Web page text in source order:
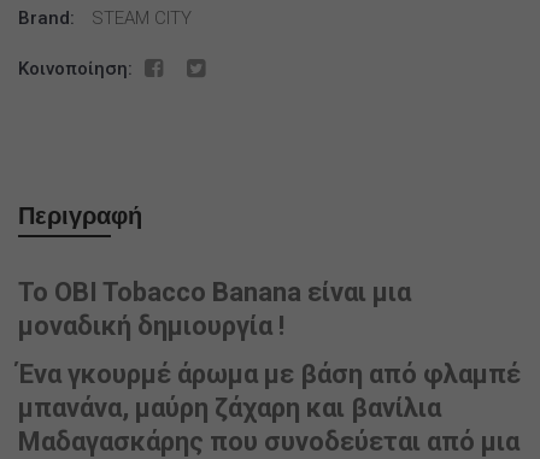
Brand: STEAM CITY
Κοινοποίηση:
Περιγραφή
Το OBI Tobacco Banana είναι μια
μοναδική δημιουργία !
Ένα γκουρμέ άρωμα με βάση από φλαμπέ
μπανάνα, μαύρη ζάχαρη και βανίλια
Μαδαγασκάρης που συνοδεύεται από μια